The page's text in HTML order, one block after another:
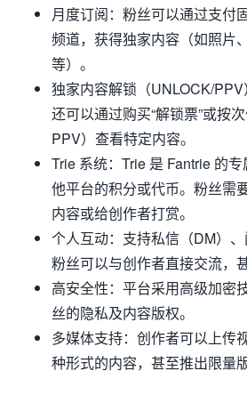
月度订阅：粉丝可以通过支付
频道，获得独家内容（如照片
等）。
独家内容解锁（UNLOCK/PPV）
还可以通过购买“解锁票”或按
PPV）查看特定内容。
Trie 系统：Trie 是 Fantrie 的
他平台的积分或代币。粉丝需
内容或给创作者打赏。
个人互动：支持私信（DM）
粉丝可以与创作者直接交流，
高安全性：平台采用高级加密
丝的隐私及内容版权。
多媒体支持：创作者可以上传
种形式的内容，甚至推出限量